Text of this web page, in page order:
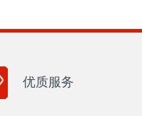
优质服务